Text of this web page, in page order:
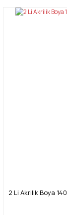
2 Li Akrilik Boya